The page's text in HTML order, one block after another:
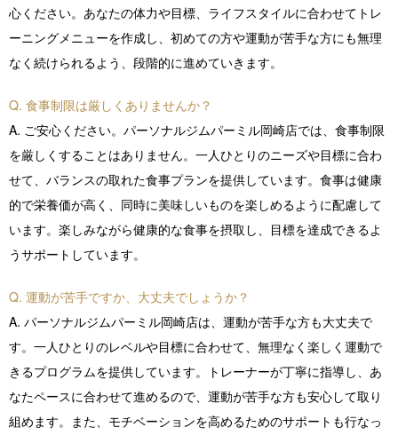
ご利用の流れ
よくあるご質問
お役立ちブログ
心ください。あなたの体力や目標、ライフスタイルに合わせてトレ
ーニングメニューを作成し、初めての方や運動が苦手な方にも無理
なく続けられるよう、段階的に進めていきます。
Q. 食事制限は厳しくありませんか？
A. ご安心ください。パーソナルジムパーミル岡崎店では、食事制限
を厳しくすることはありません。一人ひとりのニーズや目標に合わ
せて、バランスの取れた食事プランを提供しています。食事は健康
的で栄養価が高く、同時に美味しいものを楽しめるように配慮して
います。楽しみながら健康的な食事を摂取し、目標を達成できるよ
うサポートしています。
Q. 運動が苦手ですか、大丈夫でしょうか？
A. パーソナルジムパーミル岡崎店は、運動が苦手な方も大丈夫で
す。一人ひとりのレベルや目標に合わせて、無理なく楽しく運動で
きるプログラムを提供しています。トレーナーが丁寧に指導し、あ
なたペースに合わせて進めるので、運動が苦手な方も安心して取り
組めます。また、モチベーションを高めるためのサポートも行なっ